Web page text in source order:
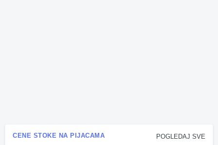
POGLEDAJ SVE
CENE STOKE NA PIJACAMA